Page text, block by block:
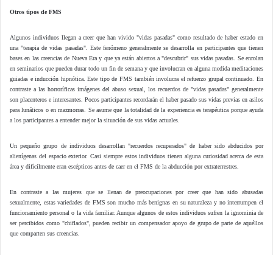
Otros tipos de FMS
Algunos individuos llegan a creer que han vivido "vidas pasadas" como resultado de haber estado en
una "terapia de vidas pasadas". Este fenómeno generalmente se desarrolla en participantes que tienen
bases en las creencias de Nueva Era y que ya están abiertos a "descubrir" sus vidas pasadas. Se enrolan
en seminarios que pueden durar todo un fin de semana y que involucran en alguna medida meditaciones
guiadas e inducción hipnótica. Este tipo de FMS también involucra el refuerzo grupal continuado. En
contraste a las horroríficas imágenes del abuso sexual, los recuerdos de "vidas pasadas" generalmente
son placenteros e interesantes. Pocos participantes recordarán el haber pasado sus vidas previas en asilos
para lunáticos o en mazmorras. Se asume que la totalidad de la experiencia es terapéutica porque ayuda
a los participantes a entender mejor la situación de sus vidas actuales.
Un pequeño grupo de individuos desarrollan "recuerdos recuperados" de haber sido abducidos por
alienígenas del espacio exterior. Casi siempre estos individuos tienen alguna curiosidad acerca de esta
área y difícilmente eran escépticos antes de caer en el FMS de la abducción por extraterrestres.
En contraste a las mujeres que se llenan de preocupaciones por creer que han sido abusadas
sexualmente, estas variedades de FMS son mucho más benignas en su naturaleza y no interrumpen el
funcionamiento personal o la vida familiar. Aunque algunos de estos individuos sufren la ignominia de
ser percibidos como "chiflados", pueden recibir un compensador apoyo de grupo de parte de aquéllos
que comparten sus creencias.